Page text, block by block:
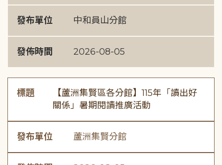
發布單位 中和員山分館
發佈時間 2026-08-05
標題
【蘆洲集賢區各分館】115年「讀出好
關係」暑期閱讀推廣活動
發布單位 蘆洲集賢分館